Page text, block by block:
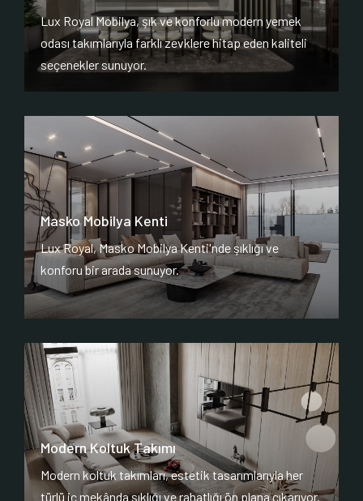
Lux Royal Mobilya, şık ve konforlu modern yemek
odası takımlarıyla farklı zevklere hitap eden kaliteli
seçenekler sunuyor.
Masko Mobilya Kenti
Lux Royal, Masko Mobilya Kenti'nde şıklığı ve
konforu bir arada sunuyor.
Modern Koltuk Takımı
Modern koltuk takımları, estetik tasarımlarıyla her
türlü iç mekânda şıklığı ve rahatlığı ön plana çıkarıyor.